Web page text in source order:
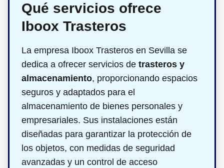
Qué servicios ofrece
Iboox Trasteros
La empresa Iboox Trasteros en Sevilla se
dedica a ofrecer servicios de trasteros y
almacenamiento, proporcionando espacios
seguros y adaptados para el
almacenamiento de bienes personales y
empresariales. Sus instalaciones están
diseñadas para garantizar la protección de
los objetos, con medidas de seguridad
avanzadas y un control de acceso